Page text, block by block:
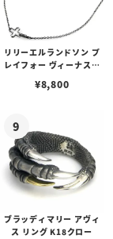
リリーエルランドソン プ
レイフォー ヴィーナスチ
¥8,800
ブラッディマリー アヴィ
ス リング K18クロー